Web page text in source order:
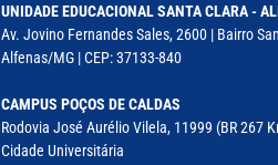
UNIDADE EDUCACIONAL SANTA CLARA -
Av. Jovino Fernandes Sales, 2600 | Bairro
Alfenas/MG | CEP: 37133-840
CAMPUS POÇOS DE CALDAS
Rodovia José Aurélio Vilela, 11999 (BR 267
Cidade Universitária